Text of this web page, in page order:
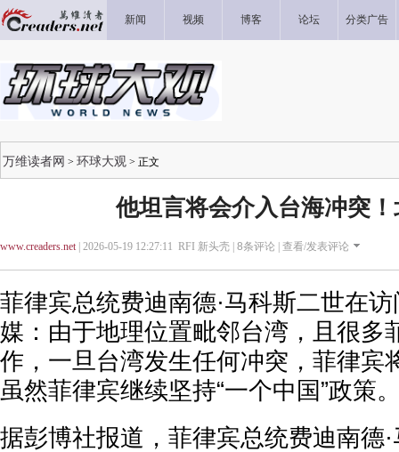
新闻 视频 博客 论坛 分类广告
万维读者网 > 环球大观 > 正文
他坦言将会介入台海冲突
www.creaders.net| 2026-05-19 12:27:11 RFI 新头壳 | 8条评论 | 查看/发表评论
菲律宾总统费迪南德·马科斯二世在
媒：由于地理位置毗邻台湾，且很多
作，一旦台湾发生任何冲突，菲律宾
虽然菲律宾继续坚持“一个中国”政策
据彭博社报道，菲律宾总统费迪南德